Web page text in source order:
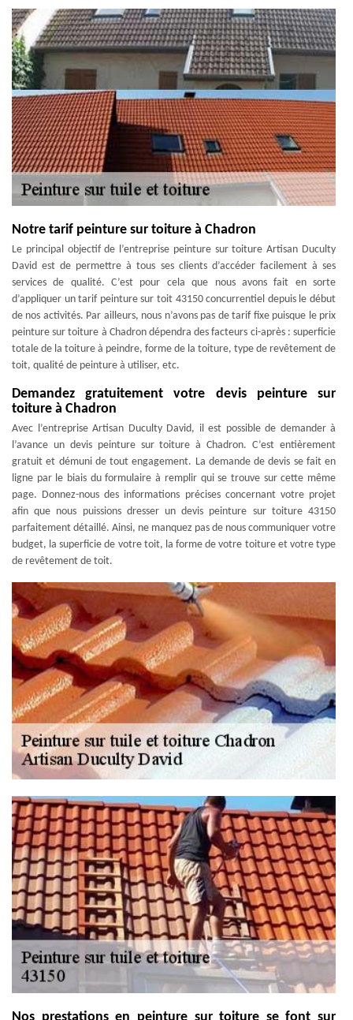
Notre tarif peinture sur toiture à Chadron
Le principal objectif de l’entreprise peinture sur toiture Artisan Duculty
David est de permettre à tous ses clients d’accéder facilement à ses
services de qualité. C’est pour cela que nous avons fait en sorte
d’appliquer un tarif peinture sur toit 43150 concurrentiel depuis le début
de nos activités. Par ailleurs, nous n’avons pas de tarif fixe puisque le prix
peinture sur toiture à Chadron dépendra des facteurs ci-après : superficie
totale de la toiture à peindre, forme de la toiture, type de revêtement de
toit, qualité de peinture à utiliser, etc.
Demandez gratuitement votre devis peinture sur
toiture à Chadron
Avec l’entreprise Artisan Duculty David, il est possible de demander à
l’avance un devis peinture sur toiture à Chadron. C’est entièrement
gratuit et démuni de tout engagement. La demande de devis se fait en
ligne par le biais du formulaire à remplir qui se trouve sur cette même
page. Donnez-nous des informations précises concernant votre projet
afin que nous puissions dresser un devis peinture sur toiture 43150
parfaitement détaillé. Ainsi, ne manquez pas de nous communiquer votre
budget, la superficie de votre toit, la forme de votre toiture et votre type
de revêtement de toit.